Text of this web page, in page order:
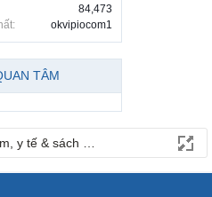
84,473
okvipiocom1
TÂM
y tế & sách báo